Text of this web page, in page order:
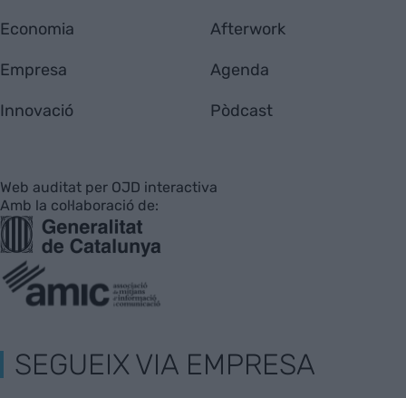
Economia
Empresa
Innovació
Afterwork
Agenda
Pòdcast
Web auditat per OJD interactiva
Amb la col·laboració de:
SEGUEIX VIA EMPRESA